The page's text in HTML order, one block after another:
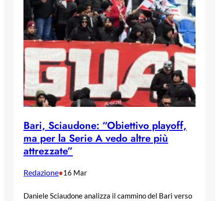
Bari, Sciaudone: “Obiettivo playoff,
ma per la Serie A vedo altre più
attrezzate”
Redazione•16 Mar
Daniele Sciaudone analizza il cammino del Bari verso